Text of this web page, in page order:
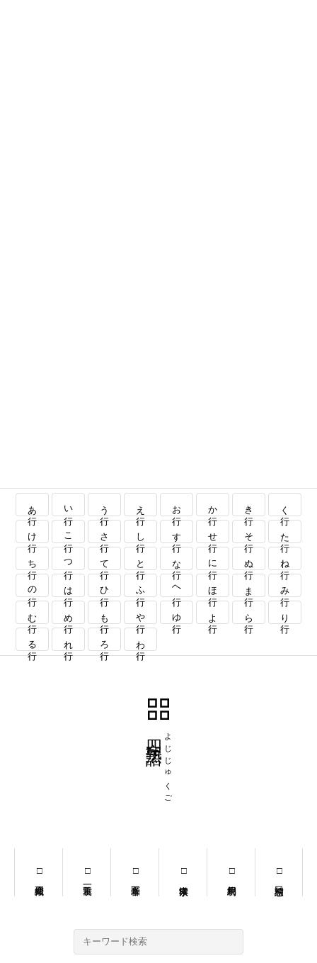
あ行 い行 う行 え行 お行 か行 き行 く行
け行 こ行 さ行 し行 す行 せ行 そ行 た行
ち行 つ行 て行 と行 な行 に行 ぬ行 ね行
の行 は行 ひ行 ふ行 へ行 ほ行 ま行 み行
む行 め行 も行 や行 ゆ行 よ行 ら行 り行
る行 れ行 ろ行 わ行
よじじゅくご